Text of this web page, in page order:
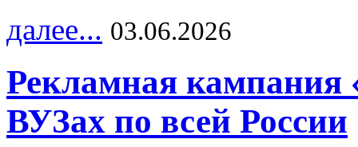
далее... 03.06.2026
Рекламная кампания
ВУЗах по всей России